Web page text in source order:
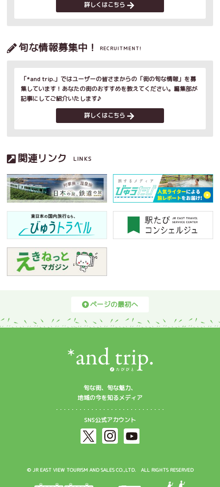
詳しくはこちら
旬な情報募集中！ RECRUITMENT!
「*and trip.」ではユーザーの皆さまからの「街の旬な情報」を募
集しています！あなたの街のおすすめを教えてください。編集部が
記事にしてご紹介いたします♪
詳しくはこちら
関連リンク LINKS
ページの最初へ
旬な街、旬な魅力、
地域の今を知るメディア
SNS公式アカウント
© JR EAST VIEW TOURISM AND SALES CO.,LTD. ALL RIGHTS RESERVED